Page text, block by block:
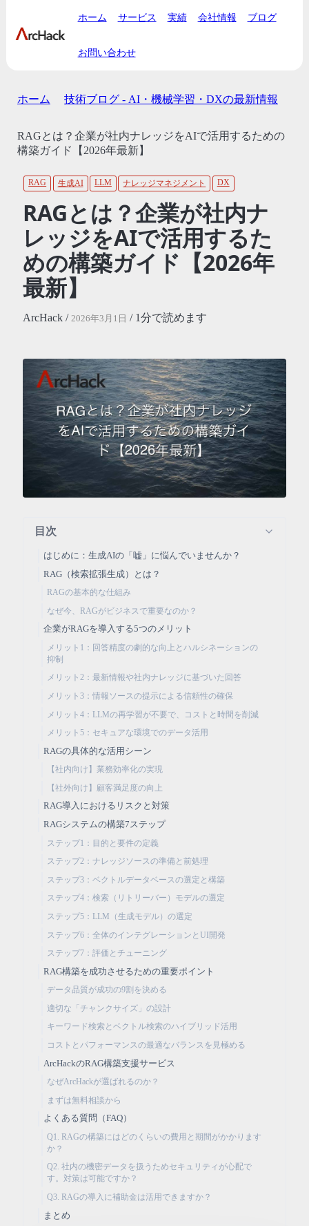
ホーム サービス 実績 会社情報 ブログ
お問い合わせ
ホーム 技術ブログ - AI・機械学習・DXの最新情報
RAGとは？企業が社内ナレッジをAIで活用するための
構築ガイド【2026年最新】
RAG 生成AI LLM ナレッジマネジメント DX
RAGとは？企業が社内ナ
レッジをAIで活用するた
めの構築ガイド【2026年
最新】
ArcHack / 2026年3月1日 / 1分で読めます
目次
はじめに：生成AIの「嘘」に悩んでいませんか？
RAG（検索拡張生成）とは？
RAGの基本的な仕組み
なぜ今、RAGがビジネスで重要なのか？
企業がRAGを導入する5つのメリット
メリット1：回答精度の劇的な向上とハルシネーションの
抑制
メリット2：最新情報や社内ナレッジに基づいた回答
メリット3：情報ソースの提示による信頼性の確保
メリット4：LLMの再学習が不要で、コストと時間を削減
メリット5：セキュアな環境でのデータ活用
RAGの具体的な活用シーン
【社内向け】業務効率化の実現
【社外向け】顧客満足度の向上
RAG導入におけるリスクと対策
RAGシステムの構築7ステップ
ステップ1：目的と要件の定義
ステップ2：ナレッジソースの準備と前処理
ステップ3：ベクトルデータベースの選定と構築
ステップ4：検索（リトリーバー）モデルの選定
ステップ5：LLM（生成モデル）の選定
ステップ6：全体のインテグレーションとUI開発
ステップ7：評価とチューニング
RAG構築を成功させるための重要ポイント
データ品質が成功の9割を決める
適切な「チャンクサイズ」の設計
キーワード検索とベクトル検索のハイブリッド活用
コストとパフォーマンスの最適なバランスを見極める
ArcHackのRAG構築支援サービス
なぜArcHackが選ばれるのか？
まずは無料相談から
よくある質問（FAQ）
Q1. RAGの構築にはどのくらいの費用と期間がかかります
か？
Q2. 社内の機密データを扱うためセキュリティが心配で
す。対策は可能ですか？
Q3. RAGの導入に補助金は活用できますか？
まとめ